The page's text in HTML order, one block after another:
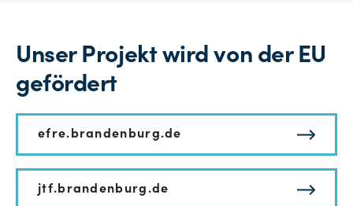
Unser Projekt wird von der EU
gefördert
efre.brandenburg.de
jtf.brandenburg.de